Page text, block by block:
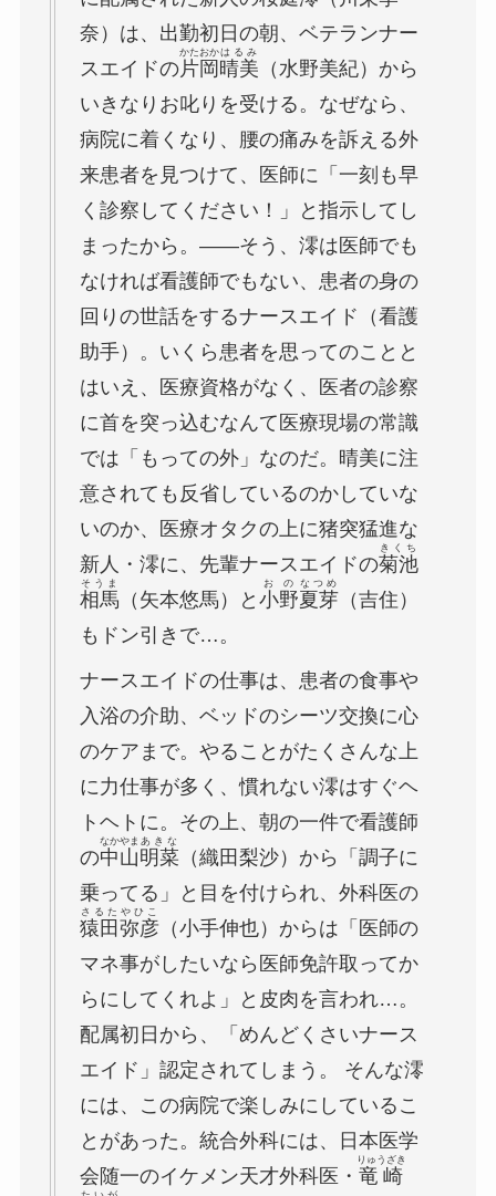
奈）は、出勤初日の朝、ベテランナー
スエイドの片岡
かたおか
晴美
はるみ
（水野美紀） から
いきなりお叱りを受ける。なぜなら、
病院に着くなり、腰の痛みを訴える外
来患者を見つけて、医師に「一刻も早
く診察してください！」と指示してし
まったから。――そう、澪は医師でも
なければ看護師でもない、患者の身の
回りの世話をするナースエイド（看護
助手）。いくら患者を思ってのことと
はいえ、医療資格がなく、医者の診察
に首を突っ込むなんて医療現場の常識
では「もっての外」なのだ。晴美に注
意されても反省しているのかしていな
いのか、医療オタクの上に猪突猛進な
新人・澪に、先輩ナースエイドの菊池
きくち
相馬
そうま
（矢本悠馬）と 小野
おの
夏芽
なつめ
（吉住）
もドン引きで…。
ナースエイドの仕事は、患者の食事や
入浴の介助、ベッドのシーツ交換に心
のケアまで。やることがたくさんな上
に力仕事が多く、慣れない澪はすぐヘ
トヘトに。その上、朝の一件で看護師
の中山
なかやま
明菜
あきな
（織田梨沙）から「調子に
乗ってる」と目を付けられ、外科医の
猿田
さるた
弥彦
やひこ
（小手伸也）からは「医師の
マネ事がしたいなら医師免許取ってか
らにしてくれよ」と皮肉を言われ…。
配属初日から、「めんどくさいナース
エイド」認定されてしまう。 そんな澪
には、この病院で楽しみにしているこ
とがあった。統合外科には、日本医学
会随一のイケメン天才外科医・ 竜崎
りゅうざき